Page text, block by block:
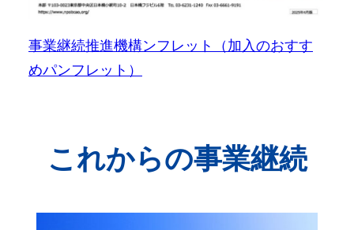
事業継続推進機構ンフレット（加入のおすす
めパンフレット）
これからの事業継続